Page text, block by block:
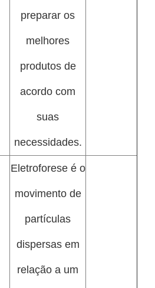
preparar os
melhores
produtos de
acordo com
suas
necessidades.
Eletroforese é o
movimento de
partículas
dispersas em
relação a um